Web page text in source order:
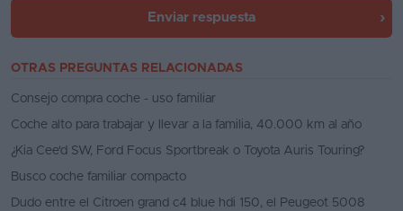
Enviar respuesta
OTRAS PREGUNTAS RELACIONADAS
Consejo compra coche - uso familiar
Coche alto para trabajar y llevar a la familia, 40.000 km al año
¿Kia Cee'd SW, Ford Focus Sportbreak o Toyota Auris Touring?
Busco coche familiar compacto
Dudo entre el Citroen grand c4 blue hdi 150, el Peugeot 5008